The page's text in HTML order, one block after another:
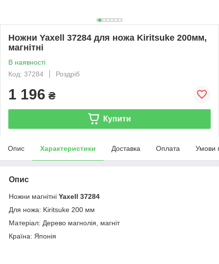
Ножни Yaxell 37284 для ножа Kiritsuke 200мм,
магнітні
В наявності
Код: 37284
Роздріб
1 196 ₴
Купити
Опис Характеристики Доставка Оплата Умови
Опис
Ножни магнітні Yaxell 37284
Для ножа: Kiritsuke 200 мм
Матеріал: Дерево магнолія, магніт
Країна: Японія